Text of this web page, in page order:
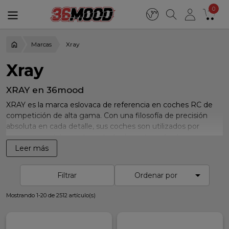
0
Marcas Xray
Xray
XRAY en 36mood
XRAY es la marca eslovaca de referencia en coches RC de
competición de alta gama. Con una filosofía de precisión
absoluta en cada detalle, sus coches son utilizados por
touring, truggy, fórmula y más. En
XRAY en España
real y envío 24h a la Península.
Gama XRAY disponible
Leer más
Filtrar Ordenar por 
Mostrando 1-20 de 2512 artículo(s)